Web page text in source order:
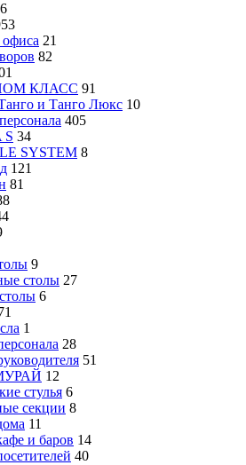
21
82
КЛАСС 91
и Танго Люкс 10
405
S 34
SYSTEM 8
121
81
9
столы 27
6
1
28
51
12
стулья 6
секции 8
11
и баров 14
40